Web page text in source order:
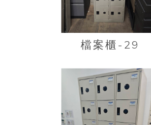
檔案櫃-29